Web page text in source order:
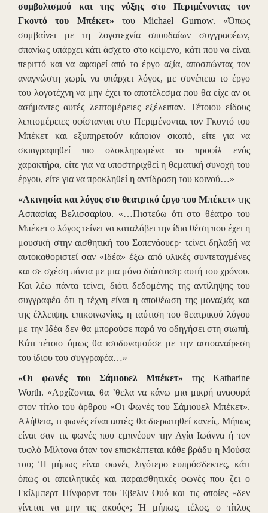
συμβολισμού και της νύξης στο Περιμένοντας τον
Γκοντό του Μπέκετ» του Michael Gurnow.
«Όπως
συμβαίνει με τη λογοτεχνία σπουδαίων συγγραφέων,
σπανίως υπάρχει κάτι άσχετο στο κείμενο, κάτι που να είναι
περιττό και να αφαιρεί από το έργο αξία, αποσπώντας τον
αναγνώστη χωρίς να υπάρχει λόγος, με συνέπεια το έργο
του λογοτέχνη να μην έχει το αποτέλεσμα που θα είχε αν οι
ασήμαντες αυτές λεπτομέρειες εξέλειπαν. Τέτοιου είδους
λεπτομέρειες υφίστανται στο Περιμένοντας τον Γκοντό του
Μπέκετ και εξυπηρετούν κάποιον σκοπό, είτε για να
σκιαγραφηθεί πιο ολοκληρωμένα το προφίλ ενός
χαρακτήρα, είτε για να υποστηριχθεί η θεματική συνοχή του
έργου, είτε για να προκληθεί η αντίδραση του κοινού…»
«Ακινησία και λόγος στο θεατρικό έργο του Μπέκετ» της
Ασπασίας Βελισσαρίου. «…Πιστεύω ότι στο θέατρο του
Μπέκετ ο λόγος τείνει να καταλάβει την ίδια θέση που έχει η
μουσική στην αισθητική του Σοπενάουερ· τείνει δηλαδή να
αυτοκαθοριστεί σαν «Ιδέα» έξω από υλικές συντεταγμένες
και σε σχέση πάντα με μια μόνο διάσταση: αυτή του χρόνου.
Και λέω πάντα τείνει, διότι δεδομένης της αντίληψης του
συγγραφέα ότι η τέχνη είναι η αποθέωση της μοναξιάς και
της έλλειψης επικοινωνίας, η ταύτιση του θεατρικού λόγου
με την Ιδέα δεν θα μπορούσε παρά να οδηγήσει στη σιωπή.
Κάτι τέτοιο όμως θα ισοδυναμούσε με την αυτοαναίρεση
του ίδιου του συγγραφέα…»
«Οι φωνές του Σάμιουελ Μπέκετ» της Katharine
Worth. «Αρχίζοντας θα ’θελα να κάνω μια μικρή αναφορά
στον τίτλο του άρθρου «Οι Φωνές του Σάμιουελ Μπέκετ».
Αλήθεια, τι φωνές είναι αυτές; θα διερωτηθεί κανείς. Μήπως
είναι σαν τις φωνές που εμπνέουν την Αγία Ιωάννα ή τον
τυφλό Μίλτονα όταν τον επισκέπτεται κάθε βράδυ η Μούσα
του; Ή μήπως είναι φωνές λιγότερο ευπρόσδεκτες, κάτι
όπως οι απειλητικές και παραισθητικές φωνές που ζει ο
Γκίλμπερτ Πίνφορντ του Έβελιν Ουό και τις οποίες «δεν
γίνεται να μην τις ακούς»; Ή μήπως, τέλος, ο τίτλος